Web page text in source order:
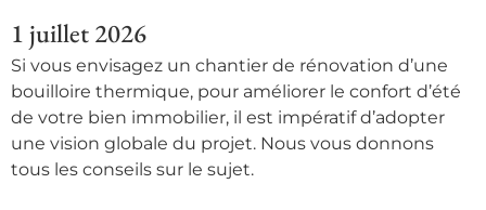
1 juillet 2026
Si vous envisagez un chantier de rénovation d’une
bouilloire thermique, pour améliorer le confort d’été
de votre bien immobilier, il est impératif d’adopter
une vision globale du projet. Nous vous donnons
tous les conseils sur le sujet.